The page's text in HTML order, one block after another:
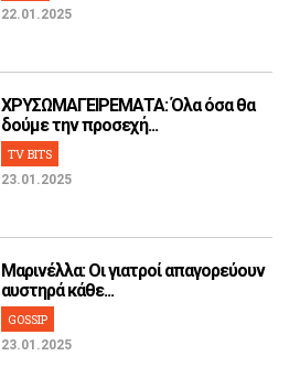
22.01.2025
ΧΡΥΣΩΜΑΓΕΙΡΕΜΑΤΑ: Όλα όσα θα
δούμε την προσεχή...
TV BITS
23.01.2025
Μαρινέλλα: Οι γιατροί απαγορεύουν
αυστηρά κάθε...
GOSSIP
23.01.2025